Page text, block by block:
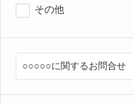
その他